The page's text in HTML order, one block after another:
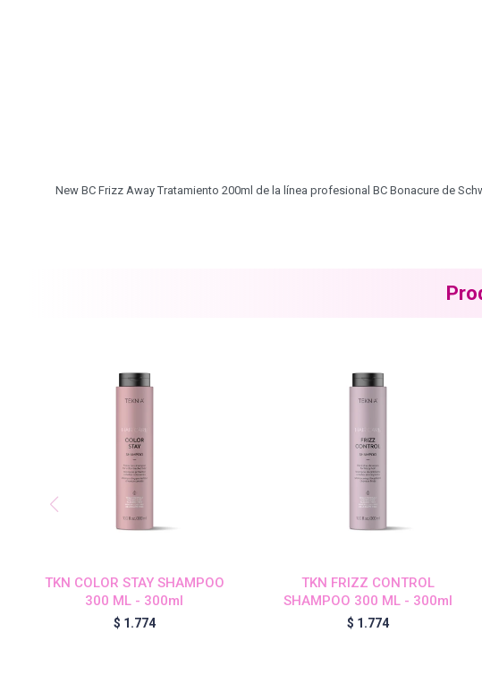
New BC Frizz Away Tratamiento 200ml de la línea profesional BC Bonacure de
TKN COLOR STAY SHAMPOO
300 ML - 300ml
$ 1.774
TKN FRIZZ CONTROL
SHAMPOO 300 ML - 300ml
$ 1.774